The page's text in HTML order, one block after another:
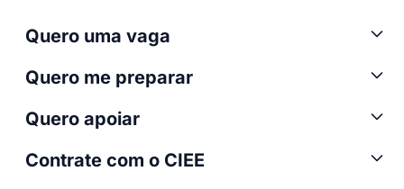
Quero uma vaga
Quero me preparar
Quero apoiar
Contrate com o CIEE